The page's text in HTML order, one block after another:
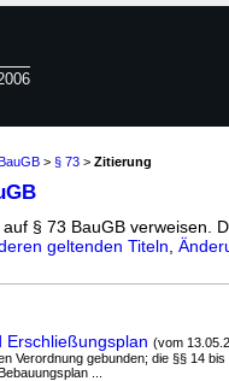
> § 73 > Zitierung
§ 73 BauGB verweisen.
geltenden Titeln
Erschließungsplan (vom
Verordnung gebunden; die §§ 14
...